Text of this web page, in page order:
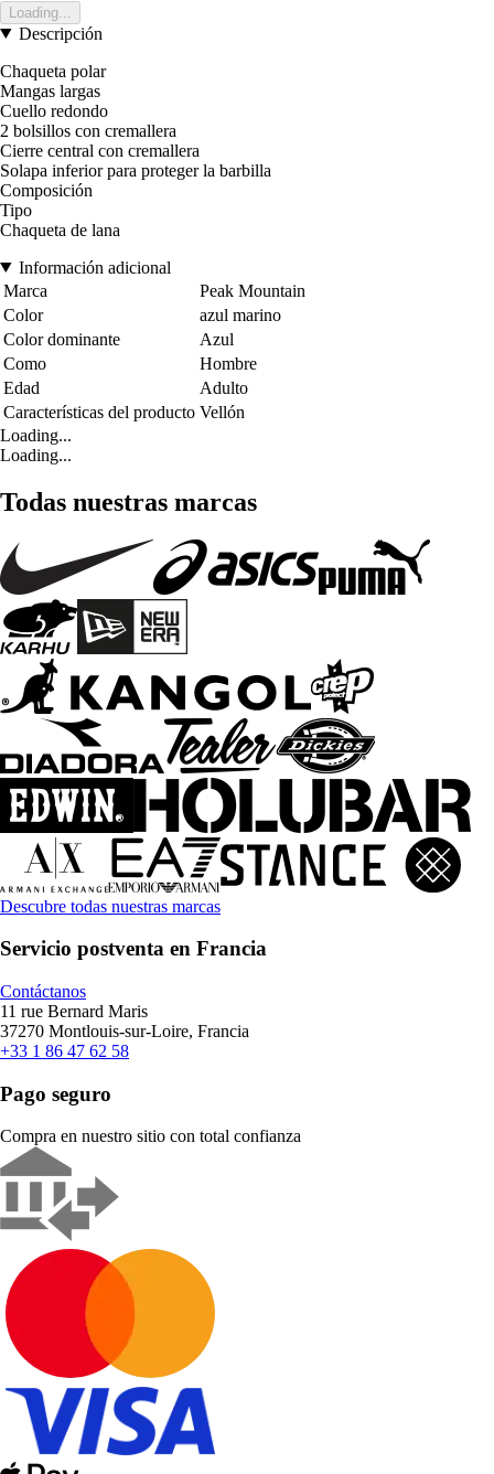
Loading...
Descripción
Chaqueta polar
Mangas largas
Cuello redondo
2 bolsillos con cremallera
Cierre central con cremallera
Solapa inferior para proteger la barbilla
Composición
Tipo
Chaqueta de lana
Información adicional
Marca
Peak Mountain
Color
azul marino
Color dominante
Azul
Como
Hombre
Edad
Adulto
Características del producto Vellón
Loading...
Loading...
Todas nuestras marcas
Descubre todas nuestras marcas
Servicio postventa en Francia
Contáctanos
11 rue Bernard Maris
37270 Montlouis-sur-Loire, Francia
+33 1 86 47 62 58
Pago seguro
Compra en nuestro sitio con total confianza